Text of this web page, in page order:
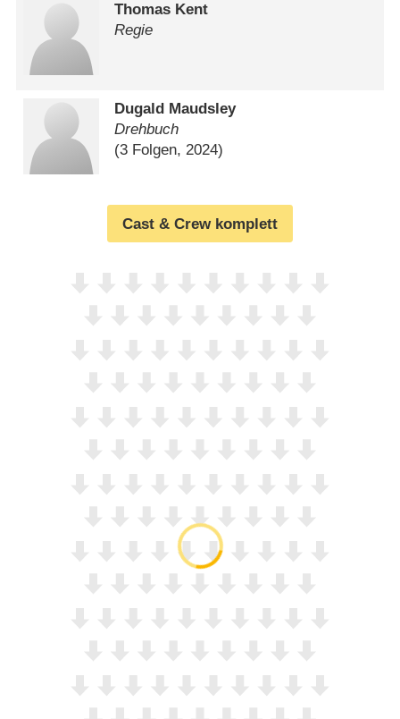
Thomas Kent
Regie
Dugald Maudsley
Drehbuch
(3 Folgen, 2024)
Cast & Crew komplett